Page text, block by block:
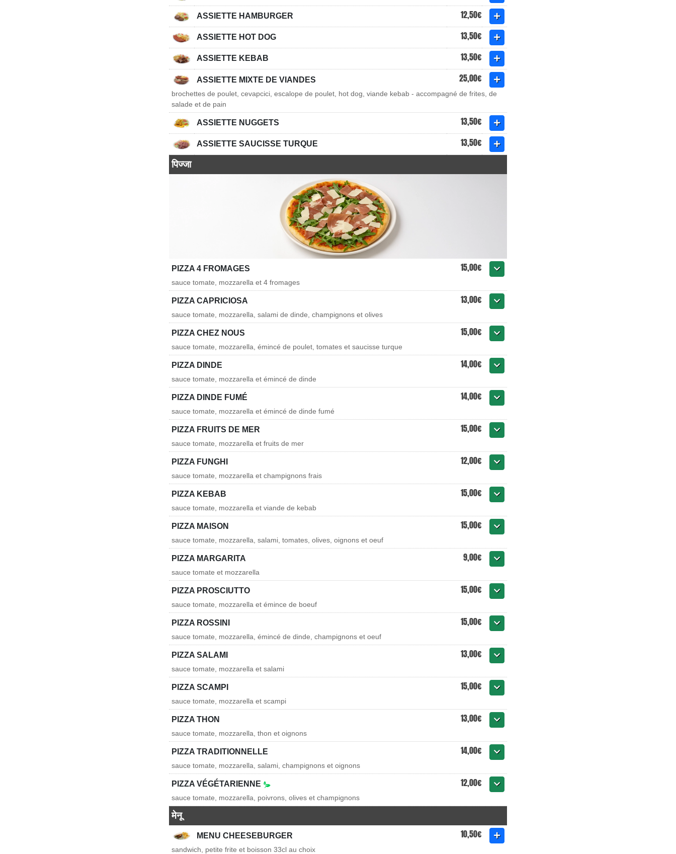
ASSIETTE HAMBURGER 12,50€
ASSIETTE HOT DOG 13,50€
ASSIETTE KEBAB 13,50€
ASSIETTE MIXTE DE VIANDES 25,00€
brochettes de poulet, cevapcici, escalope de poulet, hot dog, viande kebab - accompagné de frites, de
salade et de pain
ASSIETTE NUGGETS 13,50€
ASSIETTE SAUCISSE TURQUE 13,50€
पिज्जा
PIZZA 4 FROMAGES 15,00€
sauce tomate, mozzarella et 4 fromages
PIZZA CAPRICIOSA 13,00€
sauce tomate, mozzarella, salami de dinde, champignons et olives
PIZZA CHEZ NOUS 15,00€
sauce tomate, mozzarella, émincé de poulet, tomates et saucisse turque
PIZZA DINDE 14,00€
sauce tomate, mozzarella et émincé de dinde
PIZZA DINDE FUMÉ 14,00€
sauce tomate, mozzarella et émincé de dinde fumé
PIZZA FRUITS DE MER 15,00€
sauce tomate, mozzarella et fruits de mer
PIZZA FUNGHI 12,00€
sauce tomate, mozzarella et champignons frais
PIZZA KEBAB 15,00€
sauce tomate, mozzarella et viande de kebab
PIZZA MAISON 15,00€
sauce tomate, mozzarella, salami, tomates, olives, oignons et oeuf
PIZZA MARGARITA 9,00€
sauce tomate et mozzarella
PIZZA PROSCIUTTO 15,00€
sauce tomate, mozzarella et émince de boeuf
PIZZA ROSSINI 15,00€
sauce tomate, mozzarella, émincé de dinde, champignons et oeuf
PIZZA SALAMI 13,00€
sauce tomate, mozzarella et salami
PIZZA SCAMPI 15,00€
sauce tomate, mozzarella et scampi
PIZZA THON 13,00€
sauce tomate, mozzarella, thon et oignons
PIZZA TRADITIONNELLE 14,00€
sauce tomate, mozzarella, salami, champignons et oignons
PIZZA VÉGÉTARIENNE 12,00€
sauce tomate, mozzarella, poivrons, olives et champignons
मेनू
MENU CHEESEBURGER 10,50€
sandwich, petite frite et boisson 33cl au choix